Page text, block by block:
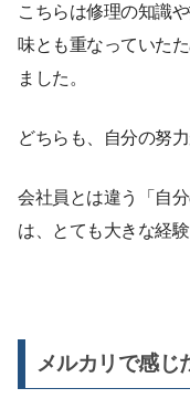
こちらは修理の知識
味とも重なっていた
ました。
どちらも、自分の努
会社員とは違う「自
は、とても大きな経
メルカリで感じ